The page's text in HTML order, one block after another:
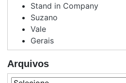
Stand in Company
Suzano
Vale
Gerais
Arquivos